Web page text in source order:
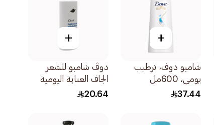
+
شامبو دوف، ترطيب
يومي، 600مل
37.44
+
دوڤ شامبو للشعر
الجاف العناية اليومية
العناية المغذية لشعر
20.64